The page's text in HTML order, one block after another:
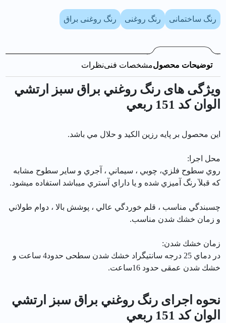
رنگ ساختمانی رنگ روغنی رنگ روغنی براق
توضیحات محصولمشخصات فنینظرات
ویژگی های رنگ روغني براق سبز ارتشي
الوان کد 151 ربعي
اين محصول بر پايه رزين الكيد و حلال مي باشد.
محل اجرا:
روي سطوح فلزي، چوبي ، سيماني ، آجري و ساير سطوح مشابه
كه قبلآ رنگ آميزي شده و يا داراي آستري ميباشد استفاده ميشود.
چسبندگي مناسب ، قلم خوردگي عالي ، پوشش بالا ، دوام طولاني
و زمان خشك شدن مناسب.
زمان خشك شدن:
در دماي 25 درجه سانتيگراد خشك شدن سطحی حدود4 ساعت و
خشك شدن عمقی حدود 16ساعت.
نحوه اجرای رنگ روغني براق سبز ارتشي
الوان کد 151 ربعي